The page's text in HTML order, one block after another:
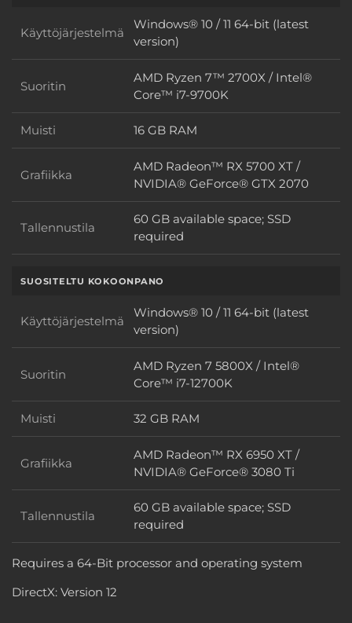
Käyttöjärjestelmä Käyttöjärjestelmä
Windows® 10 / 11 64-bit (latest
version)
Suoritin Suoritin
AMD Ryzen 7™ 2700X / Intel®
Core™ i7-9700K
Muisti Muisti
16 GB RAM
Grafiikka Grafiikka
AMD Radeon™ RX 5700 XT /
NVIDIA® GeForce® GTX 2070
Tallennustila Tallennustila
60 GB available space; SSD
required
SUOSITELTU KOKOONPANO
Käyttöjärjestelmä Käyttöjärjestelmä
Windows® 10 / 11 64-bit (latest
version)
Suoritin Suoritin
AMD Ryzen 7 5800X / Intel®
Core™ i7-12700K
Muisti Muisti
32 GB RAM
Grafiikka Grafiikka
AMD Radeon™ RX 6950 XT /
NVIDIA® GeForce® 3080 Ti
Tallennustila Tallennustila
60 GB available space; SSD
required
Requires a 64-Bit processor and operating system
DirectX: Version 12